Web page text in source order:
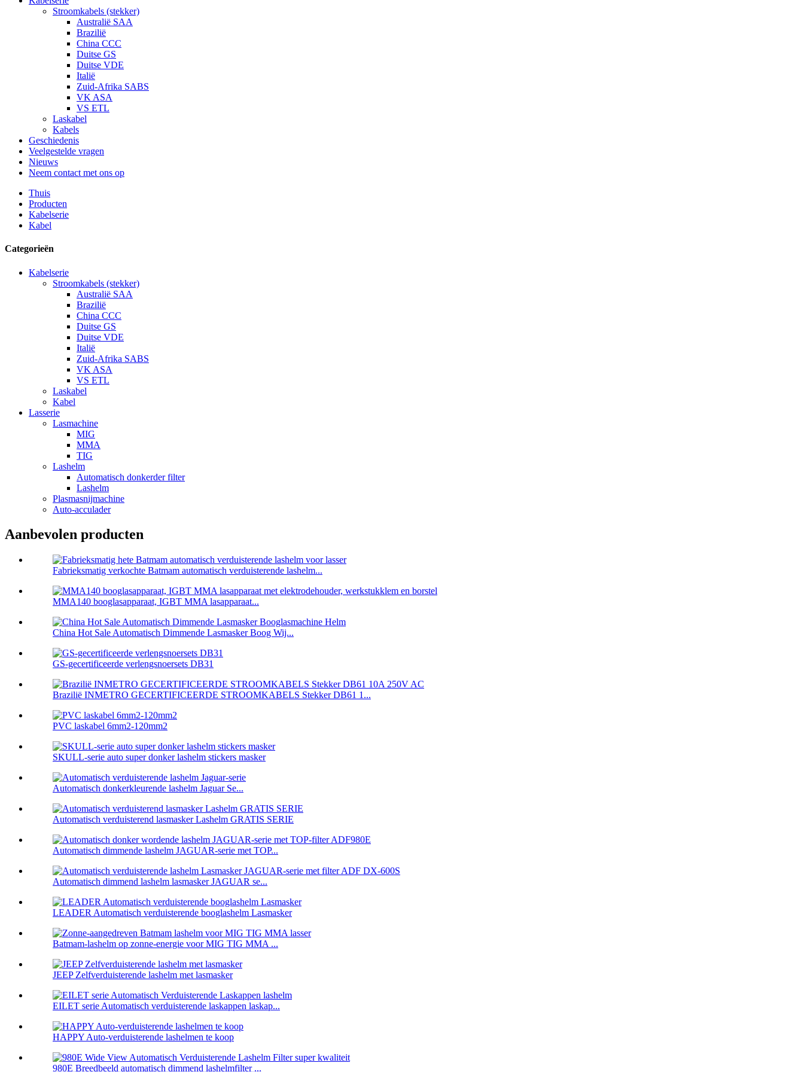
Stroomkabels (stekker)
Australië SAA
Brazilië
China CCC
Duitse GS
Duitse VDE
Italië
Zuid-Afrika SABS
VK ASA
VS ETL
Laskabel
Kabels
Geschiedenis
Veelgestelde vragen
Nieuws
Neem contact met ons op
Thuis
Producten
Kabelserie
Kabel
Categorieën
Kabelserie
Stroomkabels (stekker)
Australië SAA
Brazilië
China CCC
Duitse GS
Duitse VDE
Italië
Zuid-Afrika SABS
VK ASA
VS ETL
Laskabel
Kabel
Lasserie
Lasmachine
MIG
MMA
TIG
Lashelm
Automatisch donkerder filter
Lashelm
Plasmasnijmachine
Auto-acculader
Aanbevolen producten
Fabrieksmatig verkochte Batmam automatisch verduisterende lashelm...
MMA140 booglasapparaat, IGBT MMA lasapparaat...
China Hot Sale Automatisch Dimmende Lasmasker Boog Wij...
GS-gecertificeerde verlengsnoersets DB31
Brazilië INMETRO GECERTIFICEERDE STROOMKABELS Stekker DB61 1...
PVC laskabel 6mm2-120mm2
SKULL-serie auto super donker lashelm stickers masker
Automatisch donkerkleurende lashelm Jaguar Se...
Automatisch verduisterend lasmasker Lashelm GRATIS SERIE
Automatisch dimmende lashelm JAGUAR-serie met TOP...
Automatisch dimmend lashelm lasmasker JAGUAR se...
LEADER Automatisch verduisterende booglashelm Lasmasker
Batmam-lashelm op zonne-energie voor MIG TIG MMA ...
JEEP Zelfverduisterende lashelm met lasmasker
EILET serie Automatisch verduisterende laskappen laskap...
HAPPY Auto-verduisterende lashelmen te koop
980E Breedbeeld automatisch dimmend lashelmfilter ...